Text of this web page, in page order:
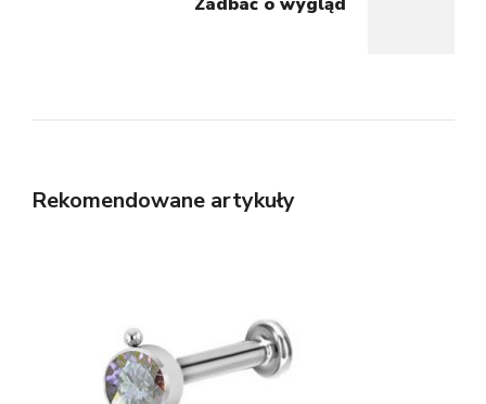
Rekomendowane artykuły